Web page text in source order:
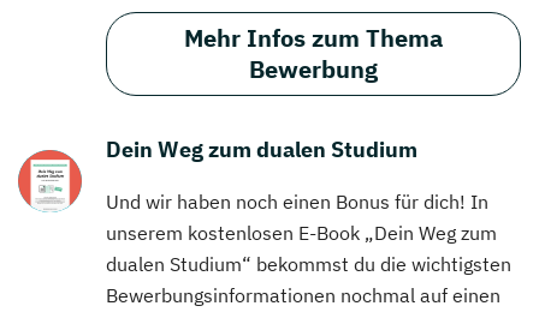
Mehr Infos zum Thema
Bewerbung
Dein Weg zum dualen Studium
Und wir haben noch einen Bonus für dich! In
unserem kostenlosen E-Book „Dein Weg zum
dualen Studium“ bekommst du die wichtigsten
Bewerbungsinformationen nochmal auf einen